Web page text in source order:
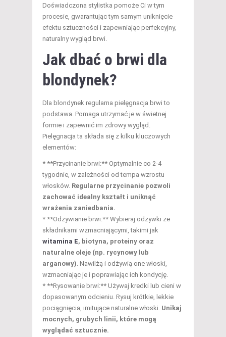
Doświadczona stylistka pomoże Ci w tym
procesie, gwarantując tym samym uniknięcie
efektu sztuczności i zapewniając perfekcyjny,
naturalny wygląd brwi.
Jak dbać o brwi dla
blondynek?
Dla blondynek regularna pielęgnacja brwi to
podstawa. Pomaga utrzymać je w świetnej
formie i zapewnić im zdrowy wygląd.
Pielęgnacja ta składa się z kilku kluczowych
elementów:
* **Przycinanie brwi:** Optymalnie co 2-4
tygodnie, w zależności od tempa wzrostu
włosków. Regularne przycinanie pozwoli
zachować idealny kształt i uniknąć
wrażenia zaniedbania.
* **Odżywianie brwi:** Wybieraj odżywki ze
składnikami wzmacniającymi, takimi jak
witamina E, biotyna, proteiny oraz
naturalne oleje (np. rycynowy lub
arganowy). Nawilżą i odżywią one włoski,
wzmacniając je i poprawiając ich kondycję.
* **Rysowanie brwi:** Używaj kredki lub cieni w
dopasowanym odcieniu. Rysuj krótkie, lekkie
pociągnięcia, imitujące naturalne włoski. Unikaj
mocnych, grubych linii, które mogą
wyglądać sztucznie.